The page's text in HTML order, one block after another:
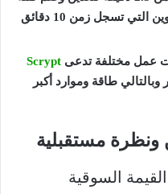
جديدة للشبكة على خلاف البتكوين التي تسجل زمن 10 دقائق
عمل مختلفة تدعى Scrypt
طاقة وموارد أكبر
ونظرة مستقبلية
السوقية